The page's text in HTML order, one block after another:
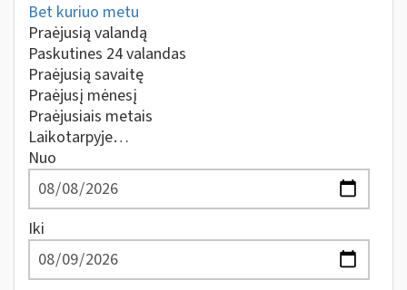
Bet kuriuo metu
Praėjusią valandą
Paskutines 24 valandas
Praėjusią savaitę
Praėjusį mėnesį
Praėjusiais metais
Laikotarpyje…
Nuo
Iki